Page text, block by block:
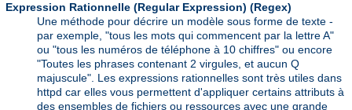
Expression Rationnelle (Regular Expression) (Regex)
Une méthode pour décrire un modèle sous forme de texte -
par exemple, "tous les mots qui commencent par la lettre A"
ou "tous les numéros de téléphone à 10 chiffres" ou encore
"Toutes les phrases contenant 2 virgules, et aucun Q
majuscule". Les expressions rationnelles sont très utiles dans
httpd car elles vous permettent d'appliquer certains attributs à
des ensembles de fichiers ou ressources avec une grande